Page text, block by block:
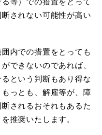
等）での措置をとって
されない可能性が高い
内での措置をとっても
できないのであれば、
という判断もあり得な
っとも、解雇等が、障
されるおそれもあるた
推奨いたします。